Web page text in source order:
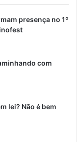
presença no 1º
com
lei? Não é bem